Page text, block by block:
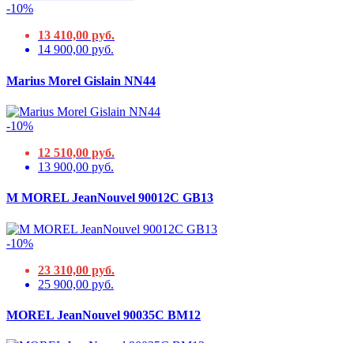
-10%
13 410,00 руб.
14 900,00 руб.
Marius Morel Gislain NN44
-10%
12 510,00 руб.
13 900,00 руб.
M MOREL JeanNouvel 90012C GB13
-10%
23 310,00 руб.
25 900,00 руб.
MOREL JeanNouvel 90035C BM12